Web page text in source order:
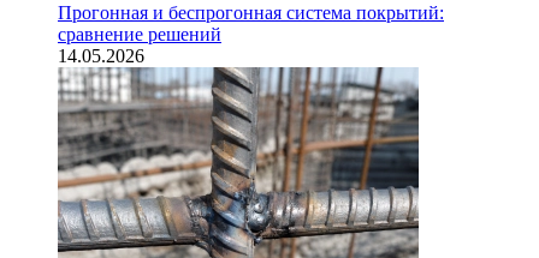
Прогонная и беспрогонная система покрытий:
сравнение решений
14.05.2026